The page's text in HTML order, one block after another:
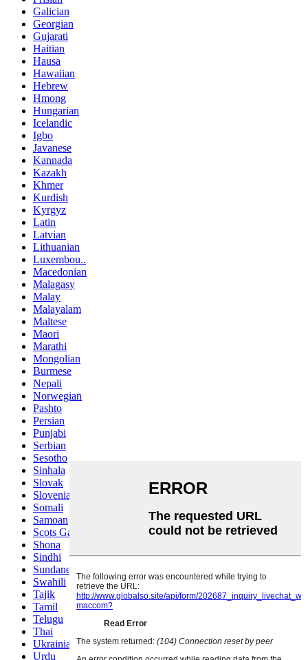
Galician
Georgian
Gujarati
Haitian
Hausa
Hawaiian
Hebrew
Hmong
Hungarian
Icelandic
Igbo
Javanese
Kannada
Kazakh
Khmer
Kurdish
Kyrgyz
Latin
Latvian
Lithuanian
Luxembou..
Macedonian
Malagasy
Malay
Malayalam
Maltese
Maori
Marathi
Mongolian
Burmese
Nepali
Norwegian
Pashto
Persian
Punjabi
Serbian
Sesotho
Sinhala
Slovak
Slovenian
Somali
Samoan
Scots Gaelic
Shona
Sindhi
Sundanese
Swahili
Tajik
Tamil
Telugu
Thai
Ukrainian
Urdu